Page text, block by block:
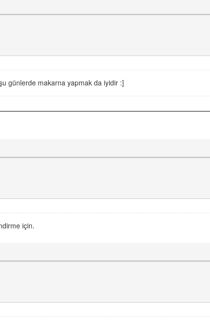
günlerde makarna yapmak da iyidir :]
için.